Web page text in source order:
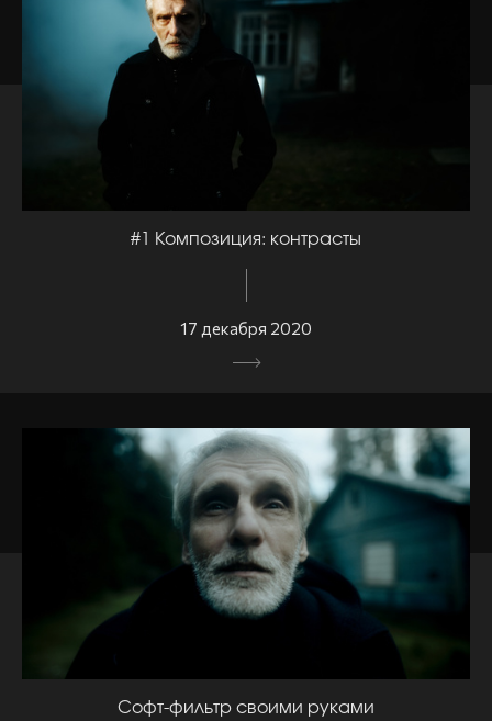
#1 Композиция: контрасты
17 декабря 2020
Софт-фильтр своими руками